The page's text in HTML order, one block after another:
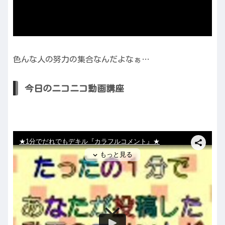
色んな人の努力の集合なんだよなぁ…
今日のニコニコ動画講座